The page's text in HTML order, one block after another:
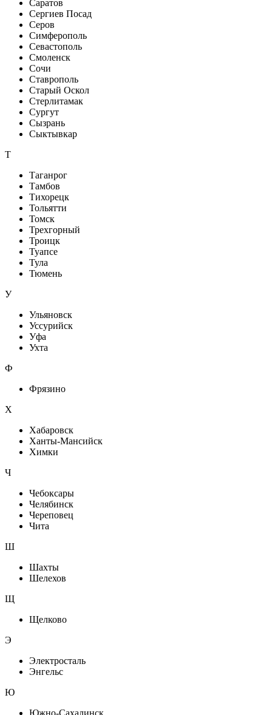
Саратов
Сергиев Посад
Серов
Симферополь
Севастополь
Смоленск
Сочи
Ставрополь
Старый Оскол
Стерлитамак
Сургут
Сызрань
Сыктывкар
Т
Таганрог
Тамбов
Тихорецк
Тольятти
Томск
Трехгорный
Троицк
Туапсе
Тула
Тюмень
У
Ульяновск
Уссурийск
Уфа
Ухта
Ф
Фрязино
Х
Хабаровск
Ханты-Мансийск
Химки
Ч
Чебоксары
Челябинск
Череповец
Чита
Ш
Шахты
Шелехов
Щ
Щелково
Э
Электросталь
Энгельс
Ю
Южно-Сахалинск